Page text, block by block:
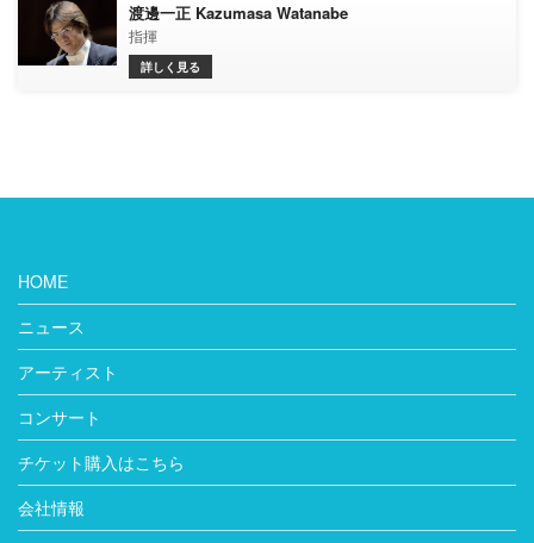
渡邊一正 Kazumasa Watanabe
指揮
詳しく見る
HOME
ニュース
アーティスト
コンサート
チケット購入はこちら
会社情報